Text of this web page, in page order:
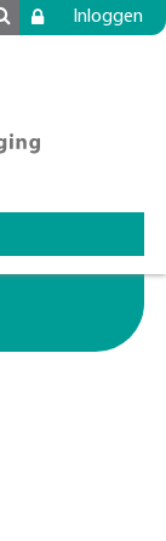
Inloggen